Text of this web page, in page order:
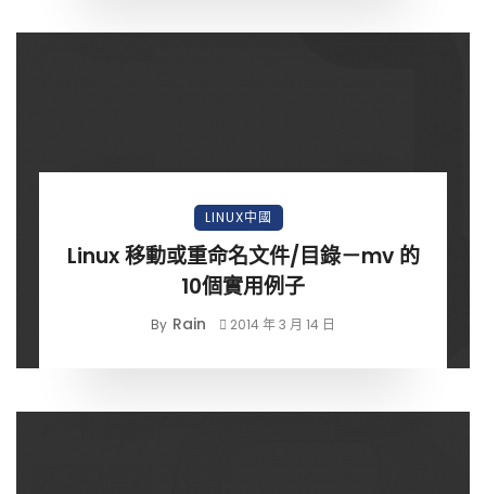
LINUX中國
Linux 移動或重命名文件/目錄－mv 的
10個實用例子
By Rain 2014 年 3 月 14 日